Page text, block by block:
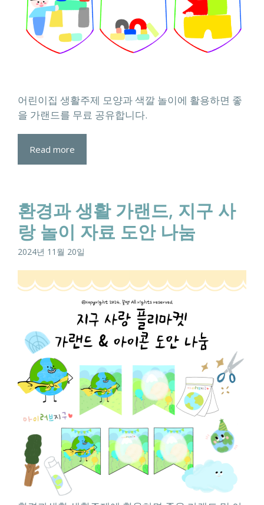
어린이집 생활주제 모양과 색깔 놀이에 활용하면 좋
을 가랜드를 무료 공유합니다.
Read more
환경과 생활 가랜드, 지구 사
랑 놀이 자료 도안 나눔
2024년 11월 20일